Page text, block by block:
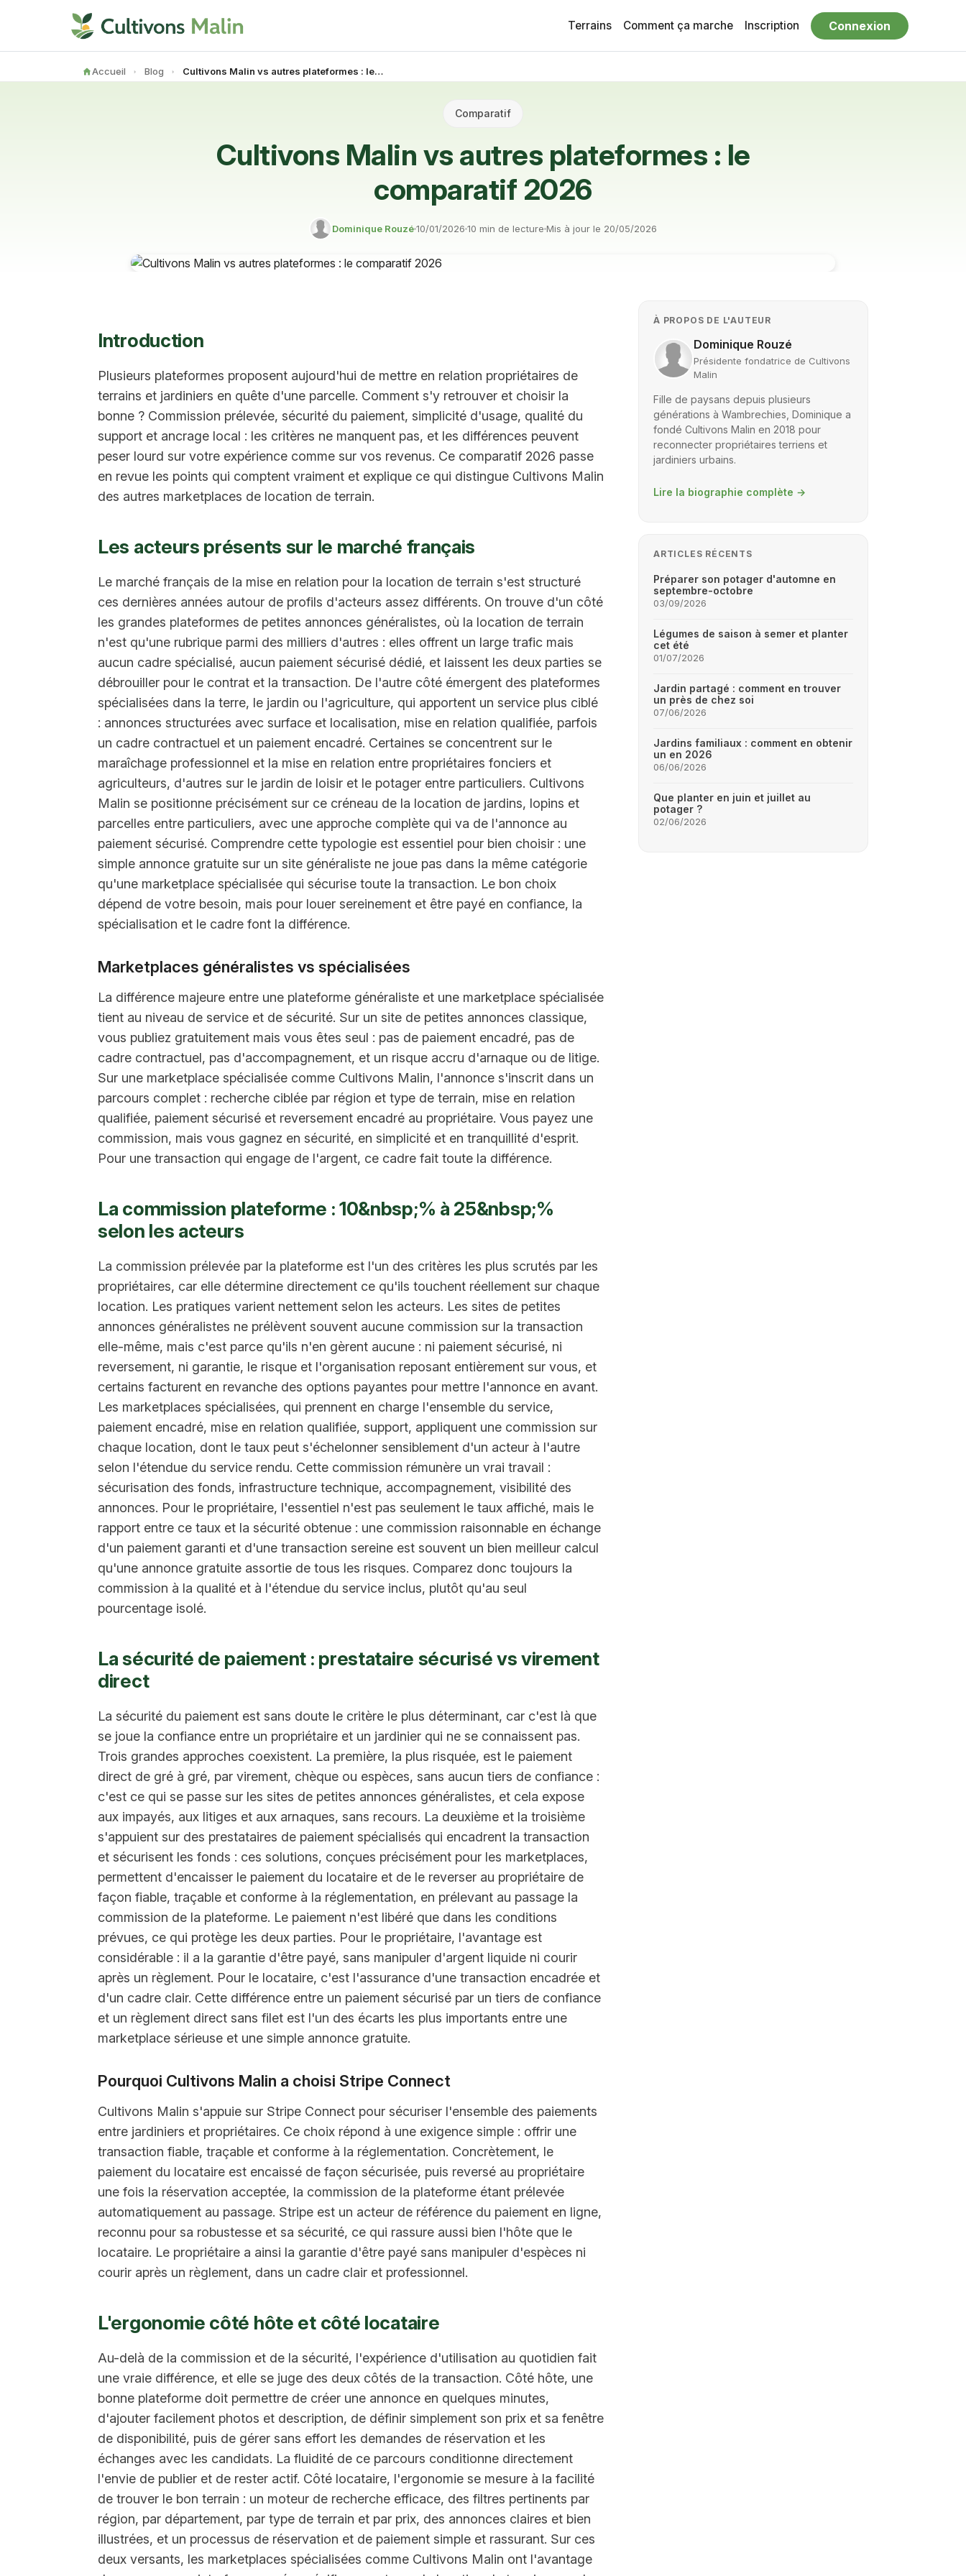
Terrains Comment ça marche Inscription Connexion
Accueil Blog Cultivons Malin vs autres plateformes : le comparatif 2026
Comparatif
Cultivons Malin vs autres plateformes : le
comparatif 2026
Dominique Rouzé10/01/2026 10 min de lecture Mis à jour le 20/05/2026
Introduction
Plusieurs plateformes proposent aujourd'hui de mettre en relation propriétaires de
terrains et jardiniers en quête d'une parcelle. Comment s'y retrouver et choisir la
bonne ? Commission prélevée, sécurité du paiement, simplicité d'usage, qualité du
support et ancrage local : les critères ne manquent pas, et les différences peuvent
peser lourd sur votre expérience comme sur vos revenus. Ce comparatif 2026 passe
en revue les points qui comptent vraiment et explique ce qui distingue Cultivons Malin
des autres marketplaces de location de terrain.
Les acteurs présents sur le marché français
Le marché français de la mise en relation pour la location de terrain s'est structuré
ces dernières années autour de profils d'acteurs assez différents. On trouve d'un côté
les grandes plateformes de petites annonces généralistes, où la location de terrain
n'est qu'une rubrique parmi des milliers d'autres : elles offrent un large trafic mais
aucun cadre spécialisé, aucun paiement sécurisé dédié, et laissent les deux parties se
débrouiller pour le contrat et la transaction. De l'autre côté émergent des plateformes
spécialisées dans la terre, le jardin ou l'agriculture, qui apportent un service plus ciblé
: annonces structurées avec surface et localisation, mise en relation qualifiée, parfois
un cadre contractuel et un paiement encadré. Certaines se concentrent sur le
maraîchage professionnel et la mise en relation entre propriétaires fonciers et
agriculteurs, d'autres sur le jardin de loisir et le potager entre particuliers. Cultivons
Malin se positionne précisément sur ce créneau de la location de jardins, lopins et
parcelles entre particuliers, avec une approche complète qui va de l'annonce au
paiement sécurisé. Comprendre cette typologie est essentiel pour bien choisir : une
simple annonce gratuite sur un site généraliste ne joue pas dans la même catégorie
qu'une marketplace spécialisée qui sécurise toute la transaction. Le bon choix
dépend de votre besoin, mais pour louer sereinement et être payé en confiance, la
spécialisation et le cadre font la différence.
Marketplaces généralistes vs spécialisées
La différence majeure entre une plateforme généraliste et une marketplace spécialisée
tient au niveau de service et de sécurité. Sur un site de petites annonces classique,
vous publiez gratuitement mais vous êtes seul : pas de paiement encadré, pas de
cadre contractuel, pas d'accompagnement, et un risque accru d'arnaque ou de litige.
Sur une marketplace spécialisée comme Cultivons Malin, l'annonce s'inscrit dans un
parcours complet : recherche ciblée par région et type de terrain, mise en relation
qualifiée, paiement sécurisé et reversement encadré au propriétaire. Vous payez une
commission, mais vous gagnez en sécurité, en simplicité et en tranquillité d'esprit.
Pour une transaction qui engage de l'argent, ce cadre fait toute la différence.
La commission plateforme : 10&nbsp;% à 25&nbsp;%
selon les acteurs
La commission prélevée par la plateforme est l'un des critères les plus scrutés par les
propriétaires, car elle détermine directement ce qu'ils touchent réellement sur chaque
location. Les pratiques varient nettement selon les acteurs. Les sites de petites
annonces généralistes ne prélèvent souvent aucune commission sur la transaction
elle-même, mais c'est parce qu'ils n'en gèrent aucune : ni paiement sécurisé, ni
reversement, ni garantie, le risque et l'organisation reposant entièrement sur vous, et
certains facturent en revanche des options payantes pour mettre l'annonce en avant.
Les marketplaces spécialisées, qui prennent en charge l'ensemble du service,
paiement encadré, mise en relation qualifiée, support, appliquent une commission sur
chaque location, dont le taux peut s'échelonner sensiblement d'un acteur à l'autre
selon l'étendue du service rendu. Cette commission rémunère un vrai travail :
sécurisation des fonds, infrastructure technique, accompagnement, visibilité des
annonces. Pour le propriétaire, l'essentiel n'est pas seulement le taux affiché, mais le
rapport entre ce taux et la sécurité obtenue : une commission raisonnable en échange
d'un paiement garanti et d'une transaction sereine est souvent un bien meilleur calcul
qu'une annonce gratuite assortie de tous les risques. Comparez donc toujours la
commission à la qualité et à l'étendue du service inclus, plutôt qu'au seul
pourcentage isolé.
La sécurité de paiement : prestataire sécurisé vs virement
direct
La sécurité du paiement est sans doute le critère le plus déterminant, car c'est là que
se joue la confiance entre un propriétaire et un jardinier qui ne se connaissent pas.
Trois grandes approches coexistent. La première, la plus risquée, est le paiement
direct de gré à gré, par virement, chèque ou espèces, sans aucun tiers de confiance :
c'est ce qui se passe sur les sites de petites annonces généralistes, et cela expose
aux impayés, aux litiges et aux arnaques, sans recours. La deuxième et la troisième
s'appuient sur des prestataires de paiement spécialisés qui encadrent la transaction
et sécurisent les fonds : ces solutions, conçues précisément pour les marketplaces,
permettent d'encaisser le paiement du locataire et de le reverser au propriétaire de
façon fiable, traçable et conforme à la réglementation, en prélevant au passage la
commission de la plateforme. Le paiement n'est libéré que dans les conditions
prévues, ce qui protège les deux parties. Pour le propriétaire, l'avantage est
considérable : il a la garantie d'être payé, sans manipuler d'argent liquide ni courir
après un règlement. Pour le locataire, c'est l'assurance d'une transaction encadrée et
d'un cadre clair. Cette différence entre un paiement sécurisé par un tiers de confiance
et un règlement direct sans filet est l'un des écarts les plus importants entre une
marketplace sérieuse et une simple annonce gratuite.
Pourquoi Cultivons Malin a choisi Stripe Connect
Cultivons Malin s'appuie sur Stripe Connect pour sécuriser l'ensemble des paiements
entre jardiniers et propriétaires. Ce choix répond à une exigence simple : offrir une
transaction fiable, traçable et conforme à la réglementation. Concrètement, le
paiement du locataire est encaissé de façon sécurisée, puis reversé au propriétaire
une fois la réservation acceptée, la commission de la plateforme étant prélevée
automatiquement au passage. Stripe est un acteur de référence du paiement en ligne,
reconnu pour sa robustesse et sa sécurité, ce qui rassure aussi bien l'hôte que le
locataire. Le propriétaire a ainsi la garantie d'être payé sans manipuler d'espèces ni
courir après un règlement, dans un cadre clair et professionnel.
L'ergonomie côté hôte et côté locataire
Au-delà de la commission et de la sécurité, l'expérience d'utilisation au quotidien fait
une vraie différence, et elle se juge des deux côtés de la transaction. Côté hôte, une
bonne plateforme doit permettre de créer une annonce en quelques minutes,
d'ajouter facilement photos et description, de définir simplement son prix et sa fenêtre
de disponibilité, puis de gérer sans effort les demandes de réservation et les
échanges avec les candidats. La fluidité de ce parcours conditionne directement
l'envie de publier et de rester actif. Côté locataire, l'ergonomie se mesure à la facilité
de trouver le bon terrain : un moteur de recherche efficace, des filtres pertinents par
région, par département, par type de terrain et par prix, des annonces claires et bien
illustrées, et un processus de réservation et de paiement simple et rassurant. Sur ces
deux versants, les marketplaces spécialisées comme Cultivons Malin ont l'avantage
À PROPOS DE L'AUTEUR
Dominique Rouzé
Présidente fondatrice de Cultivons
Malin
Fille de paysans depuis plusieurs
générations à Wambrechies, Dominique a
fondé Cultivons Malin en 2018 pour
reconnecter propriétaires terriens et
jardiniers urbains.
Lire la biographie complète →
ARTICLES RÉCENTS
Préparer son potager d'automne en
septembre-octobre
03/09/2026
Légumes de saison à semer et planter
cet été
01/07/2026
Jardin partagé : comment en trouver
un près de chez soi
07/06/2026
Jardins familiaux : comment en obtenir
un en 2026
06/06/2026
Que planter en juin et juillet au
potager ?
02/06/2026